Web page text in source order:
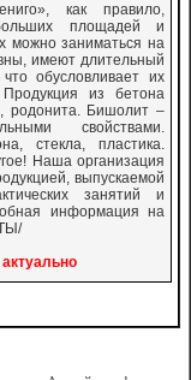
как правило,
площадей и
можно заниматься на
имеют длительный
обусловливает их
Продукция из бетона
родонита. Бишолит –
свойствами.
стекла, пластика.
Наша организация
выпускаемой
занятий и
информация на